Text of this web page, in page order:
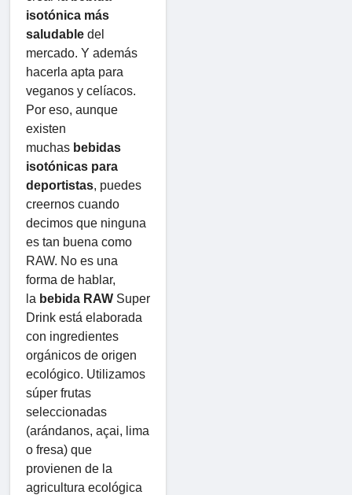
isotónica más
saludable del
mercado. Y además
hacerla apta para
veganos y celíacos.
Por eso, aunque
existen
muchas bebidas
isotónicas para
deportistas, puedes
creernos cuando
decimos que ninguna
es tan buena como
RAW. No es una
forma de hablar,
la bebida RAW Super
Drink está elaborada
con ingredientes
orgánicos de origen
ecológico. Utilizamos
súper frutas
seleccionadas
(arándanos, açai, lima
o fresa) que
provienen de la
agricultura ecológica